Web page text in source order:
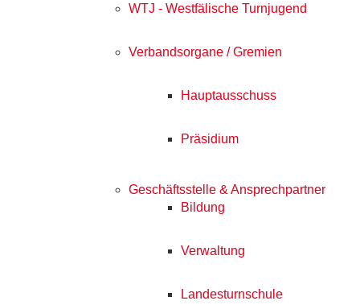
WTJ - Westfälische Turnjugend
Verbandsorgane / Gremien
Hauptausschuss
Präsidium
Geschäftsstelle & Ansprechpartner
Bildung
Verwaltung
Landesturnschule